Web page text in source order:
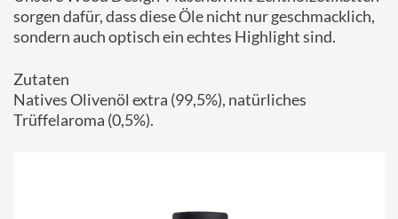
sorgen dafür, dass diese Öle nicht nur geschmacklich,
sondern auch optisch ein echtes Highlight sind.
Zutaten
Natives Olivenöl extra (99,5%), natürliches
Trüffelaroma (0,5%).